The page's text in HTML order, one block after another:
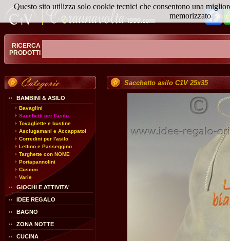
RICERCA
PRODOTTI
BAMBINI & ASILO
Bavaglini
Sacchetti per l'asilo
Tovagliette e bustine
Asciugamani e Accappatoi
Corredini per l'asilo
Lettino e Passeggino
Targhette con NOME
Portapannolini
Cuscini
Varie
GIOCHI E ATTIVITA'
IDEE REGALO
BAGNO
ZONA NOTTE
CUCINA
Sacchetto asilo C1V 25x35
Questo sito utilizza solo cookie tecnici che consentono una
memorizzato